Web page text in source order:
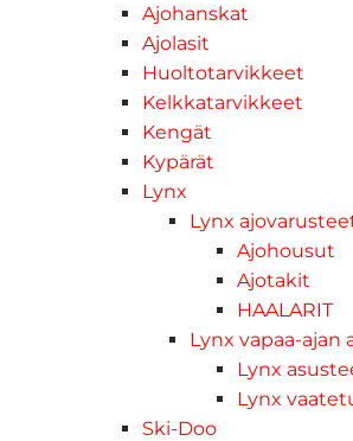
Ajohanskat
Ajolasit
Huoltotarvikkeet
Kelkkatarvikkeet
Kengät
Kypärät
Lynx
Lynx
Ajohousut
Ajotakit
HAALARIT
Lynx vapaa-ajan
Lynx
Lynx
Ski-Doo